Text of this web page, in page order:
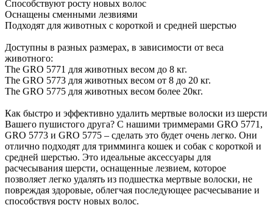
Способствуют росту новых волос
Оснащены сменными лезвиями
Подходят для животных с короткой и средней шерстью
Доступны в разных размерах, в зависимости от веса
животного:
The GRO 5771 для животных весом до 8 кг.
The GRO 5773 для животных весом от 8 до 20 кг.
The GRO 5775 для животных весом более 20кг.
Как быстро и эффективно удалить мертвые волоски из шерсти
Вашего пушистого друга? С нашими триммерами GRO 5771,
GRO 5773 и GRO 5775 – сделать это будет очень легко. Они
отлично подходят для тримминга кошек и собак с короткой и
средней шерстью. Это идеальные аксессуары для
расчесывания шерсти, оснащенные лезвием, которое
позволяет легко удалять из подшестка мертвые волоски, не
повреждая здоровые, облегчая последующее расчесывание и
способствуя росту новых волос.